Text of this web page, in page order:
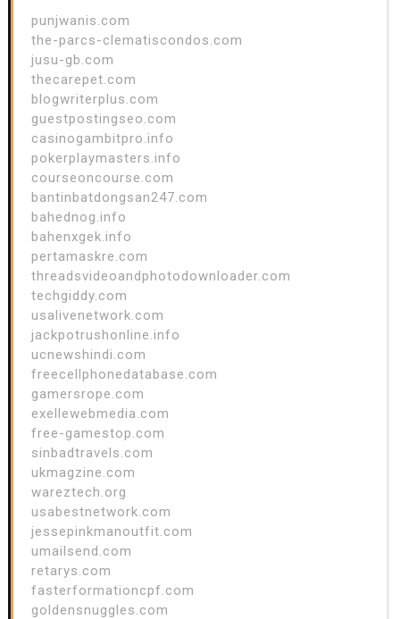
punjwanis.com
the-parcs-clematiscondos.com
jusu-gb.com
thecarepet.com
blogwriterplus.com
guestpostingseo.com
casinogambitpro.info
pokerplaymasters.info
courseoncourse.com
bantinbatdongsan247.com
bahednog.info
bahenxgek.info
pertamaskre.com
threadsvideoandphotodownloader.com
techgiddy.com
usalivenetwork.com
jackpotrushonline.info
ucnewshindi.com
freecellphonedatabase.com
gamersrope.com
exellewebmedia.com
free-gamestop.com
sinbadtravels.com
ukmagzine.com
wareztech.org
usabestnetwork.com
jessepinkmanoutfit.com
umailsend.com
retarys.com
fasterformationcpf.com
goldensnuggles.com